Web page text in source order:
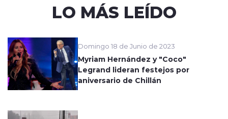
LO MÁS LEÍDO
Domingo 18 de Junio de 2023
Myriam Hernández y "Coco"
Legrand lideran festejos por
aniversario de Chillán